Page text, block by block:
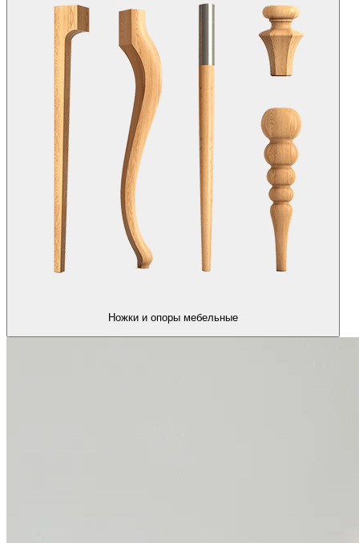
Ножки и опоры мебельные